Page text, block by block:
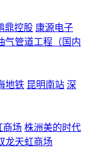
鼎控股 康源电子
气管道工程（国内
地铁 昆明南站 深
商场 株洲美的时代
龙天虹商场